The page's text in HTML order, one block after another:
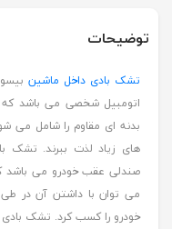
توضیحات
تشک بادی داخل ماشین
اتومبیل شخصی می باشد که
بدنه ای مقاوم را شامل می
های زیاد لذت ببرند.
صندلی عقب خودرو می باشد
می توان با داشتن آن در
خودرو را کسب کرد. تشک